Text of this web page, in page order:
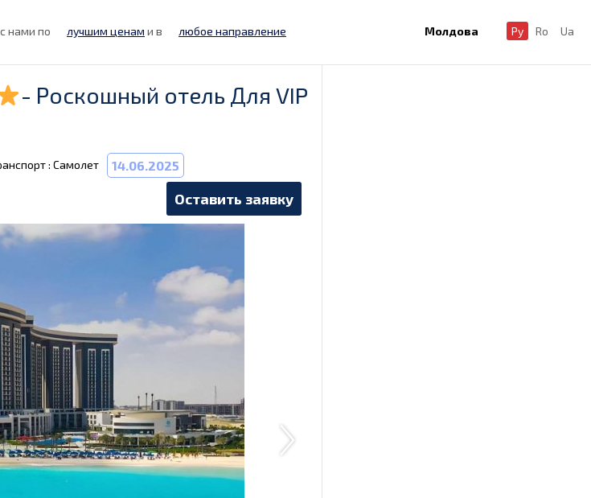
нами по лучшим ценам и в любое направление Молдова Ру Ro Ua
- Роскошный отель Для VIP
: Самолет 14.06.2025
Оставить заявку